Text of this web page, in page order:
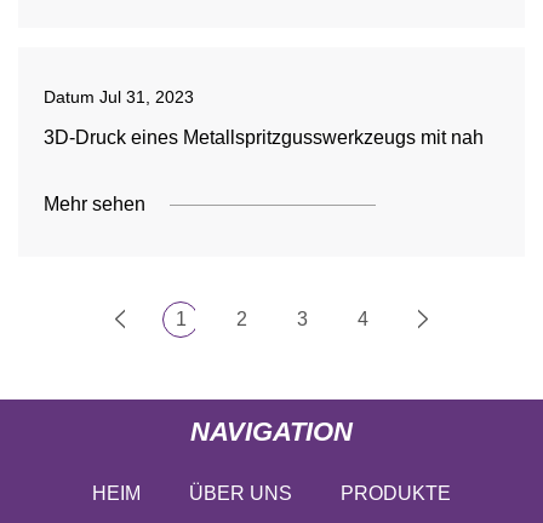
Datum Jul 31, 2023
3D-Druck eines Metallspritzgusswerkzeugs mit nah
Mehr sehen
1 2 3 4
NAVIGATION
HEIM ÜBER UNS PRODUKTE